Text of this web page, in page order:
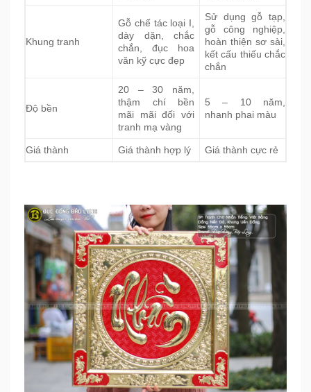
Khung tranh
Gỗ chế tác loại I,
dày dặn, chắc
chắn, đục hoa
văn kỹ cực đẹp
Sử dụng gỗ tạp,
gỗ công nghiệp,
hoàn thiện sơ sài,
kết cấu thiếu chắc
chắn
Độ bền
20 – 30 năm,
thậm chí bền
mãi mãi đối với
tranh mạ vàng
5 – 10 năm,
nhanh phai màu
Giá thành Giá thành hợp lý Giá thành cực rẻ